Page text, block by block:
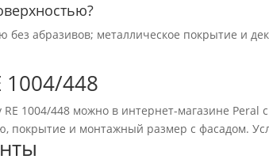
без абразивов; металлическое покрытие и
1004/448
1004/448 можно в интернет-магазине Peral
покрытие и монтажный размер с фасадом.